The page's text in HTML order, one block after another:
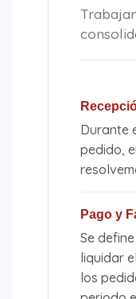
Durante
pedido,
Pago y
Se
liquidar
los